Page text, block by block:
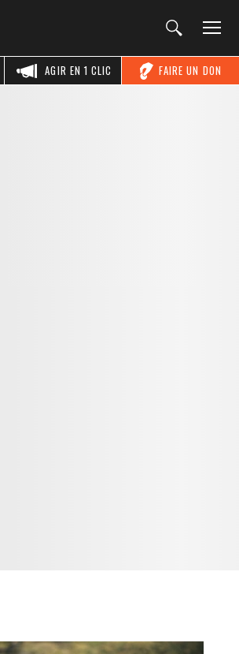
FAIRE UN DON
AGIR EN 1 CLIC